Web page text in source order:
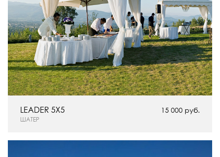
15 000 руб.
ШАТЕР
LEADER 5X5